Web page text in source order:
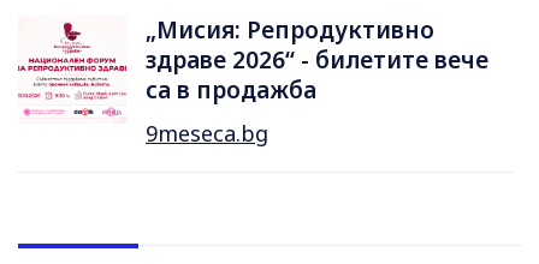
„Мисия: Репродуктивно
здраве 2026“ - билетите вече
са в продажба
9meseca.bg